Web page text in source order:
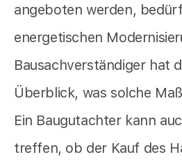
angeboten werden,
energetischen
Bausachverständiger hat
Überblick, was solche
Ein Baugutachter kann
treffen, ob der Kauf des